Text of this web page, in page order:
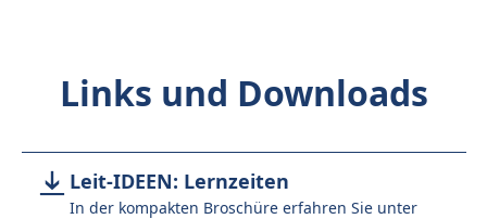
Links und Downloads
Leit-IDEEN: Lernzeiten
In der kompakten Broschüre erfahren Sie unter